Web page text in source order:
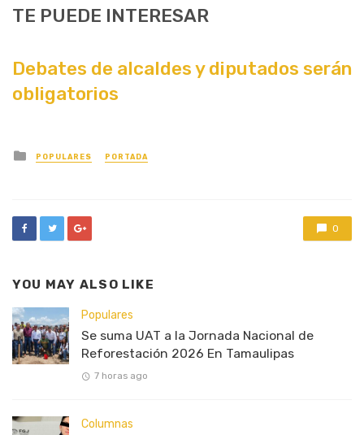
TE PUEDE INTERESAR
Debates de alcaldes y diputados serán
obligatorios
Posted
in
POPULARES PORTADA
0
YOU MAY ALSO LIKE
Populares
Se suma UAT a la Jornada Nacional de
Reforestación 2026 En Tamaulipas
7 horas ago
Columnas